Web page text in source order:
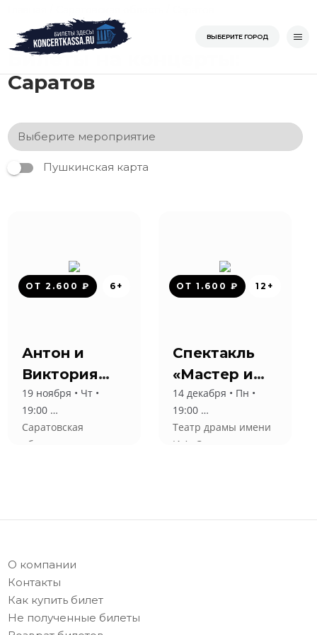
содержимому
Главная
ВЫБЕРИТЕ ГОРОД
Билеты на концерты:
Саратов
Пушкинская карта
ОТ 2.600 ₽ 6+
Антон и
Виктория
Макарские
“Живой
Концерт”
19 ноября • Чт •
19:00
Саратовская
областная
ОТ 1.600 ₽ 12+
Спектакль
«Мастер и
Маргарита»
14 декабря • Пн •
19:00
Театр драмы имени
И.А. Слонова
О компании
Контакты
Как купить билет
Не полученные билеты